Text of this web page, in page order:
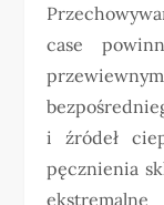
case
i źródeł
pęcznienia